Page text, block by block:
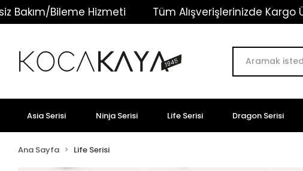
Hizmeti Tüm Alışverişlerinizde Kargo Ücretsiz!
Asia Serisi Ninja Serisi Life Serisi Dragon Serisi
Ana Sayfa Life Serisi